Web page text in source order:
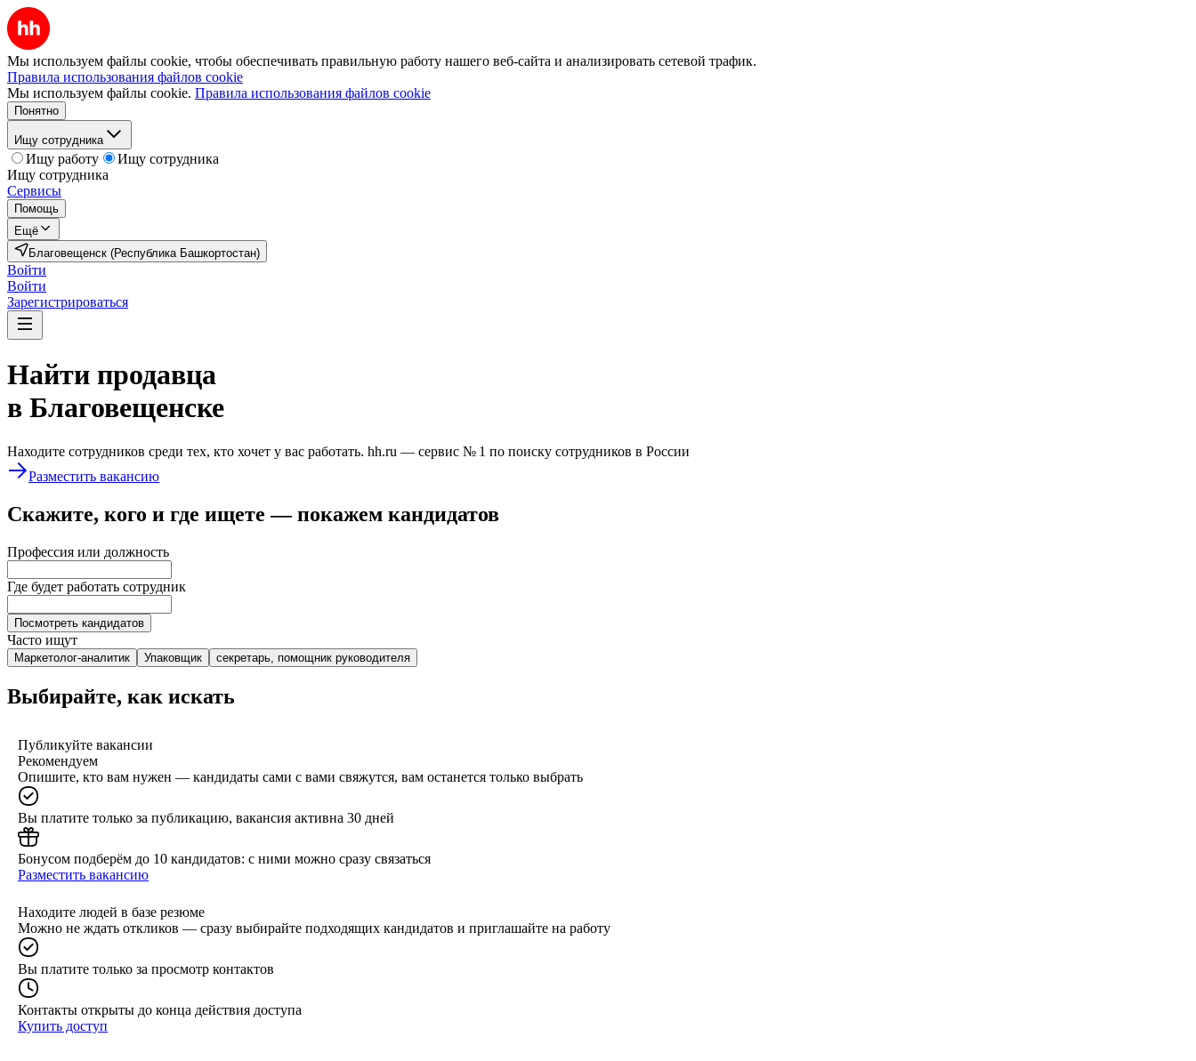
Мы используем файлы cookie, чтобы обеспечивать правильную работу нашего веб-сайта и анализировать сетевой трафик.
Правила использования файлов cookie
Мы используем файлы cookie. Правила использования файлов cookie
Понятно
Ищу сотрудника
Ищу работу
Ищу сотрудника
Ищу сотрудника
Сервисы
Помощь
Ещё
Благовещенск (Республика Башкортостан)
Войти
Войти
Зарегистрироваться
Найти продавца
в Благовещенске
Находите сотрудников среди тех, кто хочет у вас работать. hh.ru — сервис № 1 по поиску сотрудников в России
Разместить вакансию
Скажите, кого и где ищете — покажем кандидатов
Профессия или должность
Где будет работать сотрудник
Посмотреть кандидатов
Часто ищут
Маркетолог-аналитик Упаковщик секретарь, помощник руководителя
Выбирайте, как искать
Публикуйте вакансии
Рекомендуем
Опишите, кто вам нужен — кандидаты сами с вами свяжутся, вам останется только выбрать
Вы платите только за публикацию, вакансия активна 30 дней
Бонусом подберём до 10 кандидатов: с ними можно сразу связаться
Разместить вакансию
Находите людей в базе резюме
Можно не ждать откликов — сразу выбирайте подходящих кандидатов и приглашайте на работу
Вы платите только за просмотр контактов
Контакты открыты до конца действия доступа
Купить доступ